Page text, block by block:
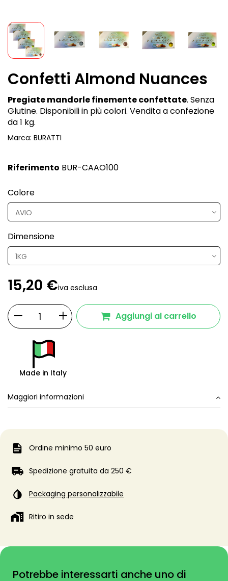
Confetti Almond Nuances
Pregiate mandorle finemente confettate. Senza
Glutine. Disponibili in più colori. Vendita a confezione
da 1 kg.
Marca: BURATTI
Riferimento BUR-CAAO100
Colore
Dimensione
15,20 €iva esclusa
Aggiungi al carrello
Made in Italy
Maggiori informazioni
Ordine minimo 50 euro
Spedizione gratuita da 250 €
Packaging personalizzabile
Ritiro in sede
Potrebbe interessarti anche uno di